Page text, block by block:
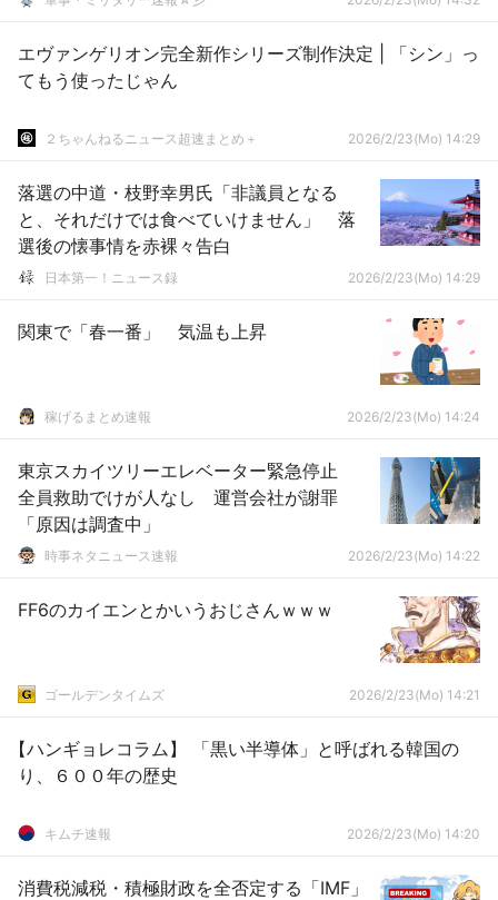
エヴァンゲリオン完全新作シリーズ制作決定 | 「シン」っ
てもう使ったじゃん
２ちゃんねるニュース超速まとめ＋ 2026/2/23(Mo) 14:29
落選の中道・枝野幸男氏「非議員となる
と、それだけでは食べていけません」 落
選後の懐事情を赤裸々告白
日本第一！ニュース録 2026/2/23(Mo) 14:29
関東で「春一番」 気温も上昇
稼げるまとめ速報 2026/2/23(Mo) 14:24
東京スカイツリーエレベーター緊急停止
全員救助でけが人なし 運営会社が謝罪
「原因は調査中」
時事ネタニュース速報 2026/2/23(Mo) 14:22
FF6のカイエンとかいうおじさんｗｗｗ
ゴールデンタイムズ 2026/2/23(Mo) 14:21
【ハンギョレコラム】 「黒い半導体」と呼ばれる韓国の
り、６００年の歴史
キムチ速報 2026/2/23(Mo) 14:20
消費税減税・積極財政を全否定する「IMF」